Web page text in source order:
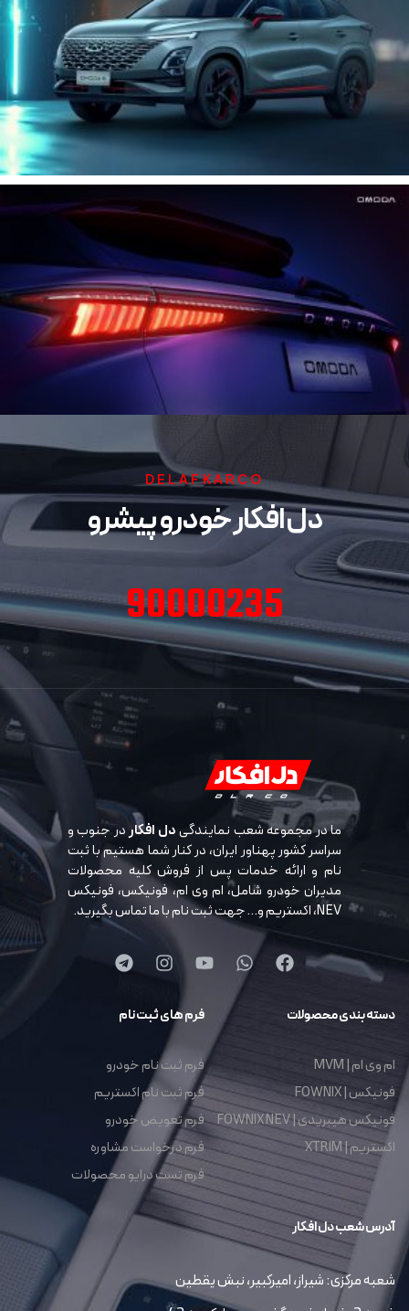
DELAFKARCO
دل افکار خودرو پیشرو
90000235
ما در مجموعه شعب نمایندگیدل افکاردر جنوب و
سراسر کشور پهناور ایران، در کنار شما هستیم با ثبت
نام و ارائه خدمات پس از فروش کلیه محصولات
مدیران خودرو شامل، ام وی ام، فونیکس، فونیکس
NEV، اکستریم و… جهت ثبت نام با ما تماس بگیرید.
دسته بندی محصولات
ام وی ام | MVM
فونیکس | FOWNIX
فونیکس هیبریدی | FOWNIX NEV
اکستریم | XTRIM
فرم های ثبت نام
فرم ثبت نام خودرو
فرم ثبت نام اکستریم
فرم تعویض خودرو
فرم درخواست مشاوره
فرم تست درایو محصولات
آدرس شعب دل افکار
شعبه مرکزی: شیراز، امیرکبیر، نبش یقطین